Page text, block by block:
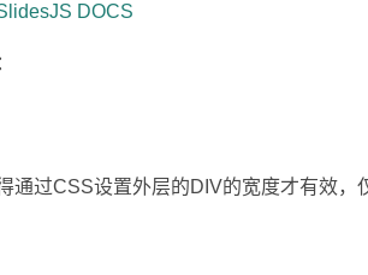
DOCS
通过CSS设置外层的DIV的宽度才有效，